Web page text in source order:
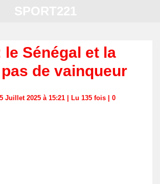
Sénégal et la
de vainqueur
Juillet 2025 à 15:21 | Lu 135 fois | 0